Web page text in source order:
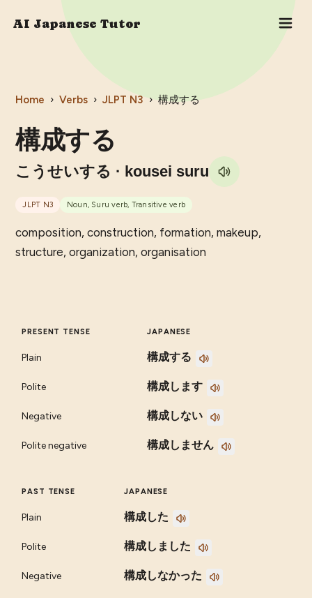
AI Japanese Tutor
Home › Verbs › JLPT N3 › 構成する
構成する
こうせいする · kousei suru
JLPT N3 Noun, Suru verb, Transitive verb
composition, construction, formation, makeup,
structure, organization, organisation
PRESENT TENSE JAPANESE
Plain 構成する
Polite 構成します
Negative 構成しない
Polite negative 構成しません
PAST TENSE JAPANESE
Plain 構成した
Polite 構成しました
Negative 構成しなかった